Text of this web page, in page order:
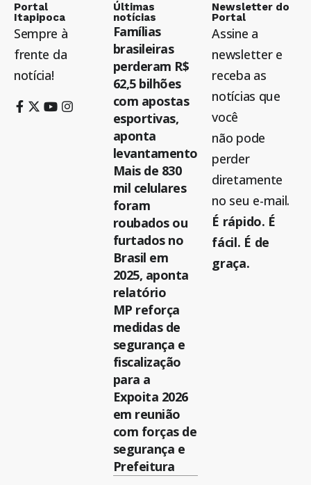
Portal
Itapipoca
Sempre à
frente da
notícia!
Últimas
notícias
Famílias
brasileiras
perderam R$
62,5 bilhões
com apostas
esportivas,
aponta
levantamento
Mais de 830
mil celulares
foram
roubados ou
furtados no
Brasil em
2025, aponta
relatório
MP reforça
medidas de
segurança e
fiscalização
para a
Expoita 2026
em reunião
com forças de
segurança e
Prefeitura
Newsletter do
Portal
Assine a
newsletter e
receba as
notícias que
você
não pode
perder
diretamente
no seu e-mail.
É rápido. É
fácil. É de
graça.